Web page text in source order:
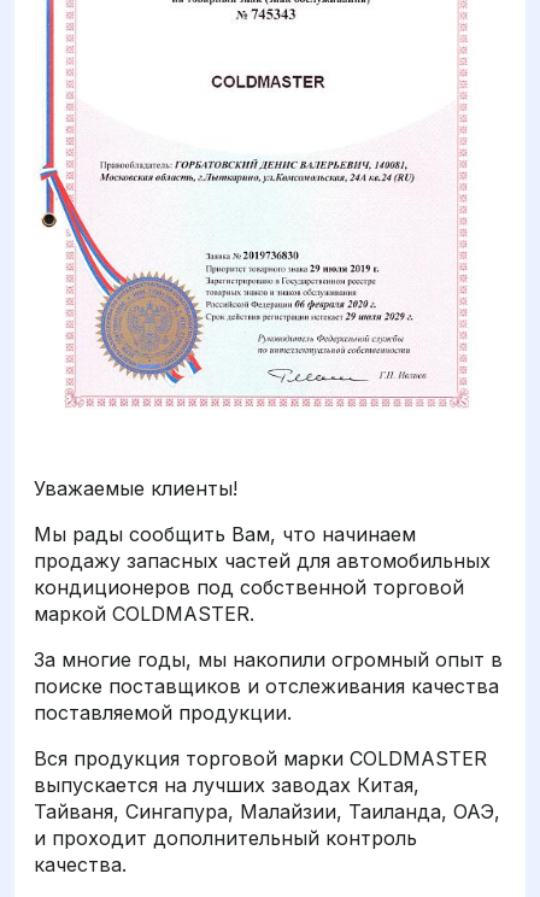
Уважаемые клиенты!
Мы рады сообщить Вам, что начинаем
продажу запасных частей для автомобильных
кондиционеров под собственной торговой
маркой COLDMASTER.
За многие годы, мы накопили огромный опыт в
поиске поставщиков и отслеживания качества
поставляемой продукции.
Вся продукция торговой марки COLDMASTER
выпускается на лучших заводах Китая,
Тайваня, Сингапура, Малайзии, Таиланда, ОАЭ,
и проходит дополнительный контроль
качества.